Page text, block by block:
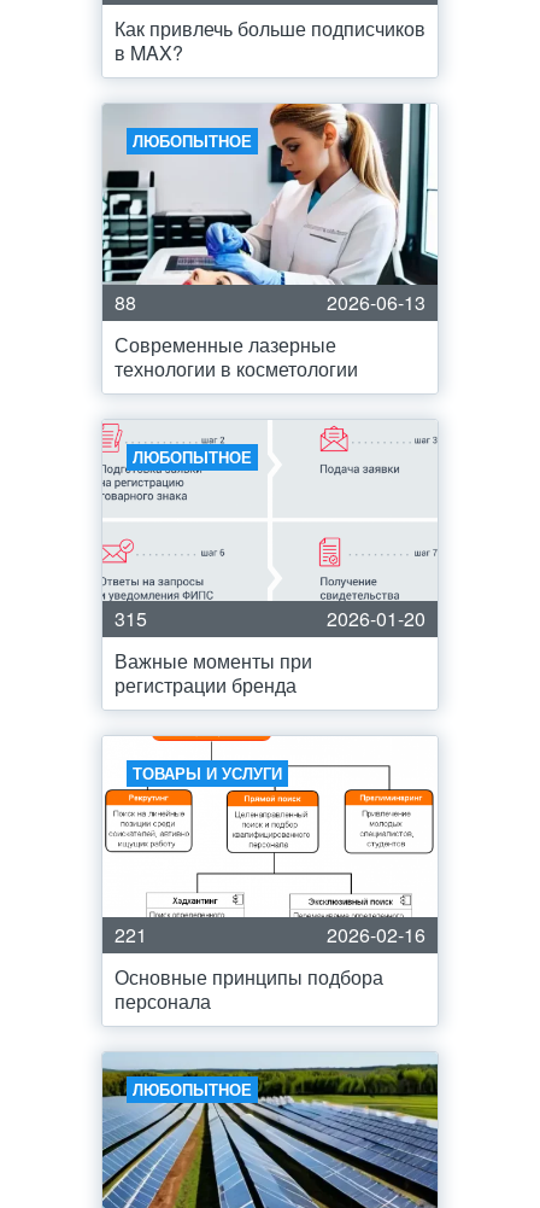
Как привлечь больше подписчиков
в MAX?
ЛЮБОПЫТНОЕ
88
2026-06-13
Современные лазерные
технологии в косметологии
ЛЮБОПЫТНОЕ
315
2026-01-20
Важные моменты при
регистрации бренда
ТОВАРЫ И УСЛУГИ
221
2026-02-16
Основные принципы подбора
персонала
ЛЮБОПЫТНОЕ